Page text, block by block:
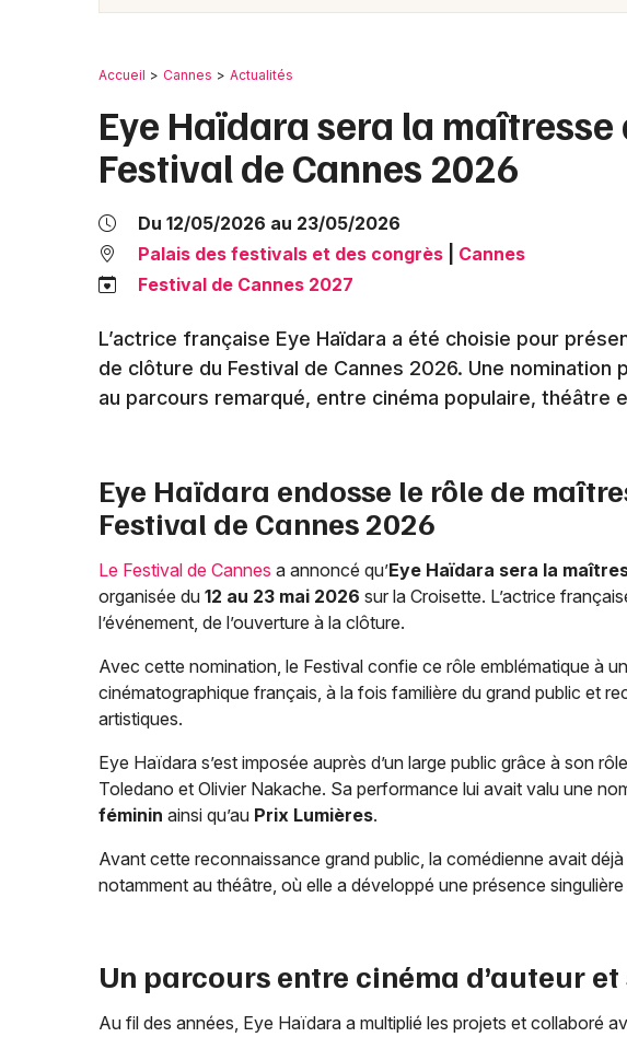
Actus
06
Nice
Accueil Cannes Actualités
Eye Haïdara sera la
Festival de Cannes 2026
Du 12/05/2026 au 23/05/2026
Palais des festivals et des congrès
Cannes
Festival de Cannes 2027
L’actrice française Eye Haïdara a été choisie pour
de clôture du Festival de Cannes 2026. Une nomination
au parcours remarqué, entre cinéma populaire, théâtre
Eye Haïdara endosse le rôle de
Festival de Cannes 2026
Le Festival de Cannes a annoncé qu’Eye Haïdara sera la
organisée du 12 au 23 mai 2026 sur la Croisette. L’actrice
l’événement, de l’ouverture à la clôture.
Avec cette nomination, le Festival confie ce rôle emblématique à
cinématographique français, à la fois familière du grand public et
artistiques.
Eye Haïdara s’est imposée auprès d’un large public grâce à son
Toledano et Olivier Nakache. Sa performance lui avait valu une
féminin ainsi qu’au Prix Lumières.
Avant cette reconnaissance grand public, la comédienne avait
notamment au théâtre, où elle a développé une présence
Un parcours entre cinéma d’auteur
Au fil des années, Eye Haïdara a multiplié les projets et collaboré